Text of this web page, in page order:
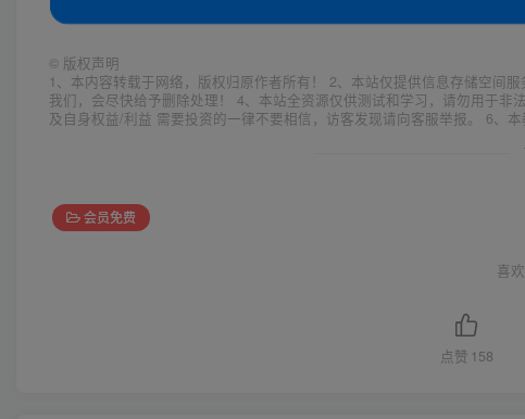
© 版权声明
1、本内容转载于网络，版权归原作者所有！ 2、本站仅提供信息存储空间
我们，会尽快给予删除处理！ 4、本站全资源仅供测试和学习，请勿用于
及自身权益/利益 需要投资的一律不要相信，访客发现请向客服举报。 6、
会员免费
喜
点赞 158